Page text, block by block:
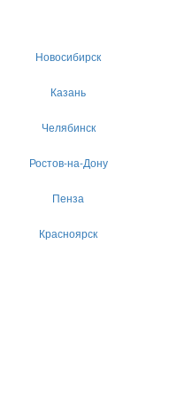
Новосибирск
Казань
Челябинск
Ростов-на-Дону
Пенза
Красноярск